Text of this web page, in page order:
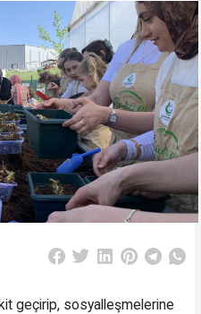
geçirip, sosyalleşmelerine